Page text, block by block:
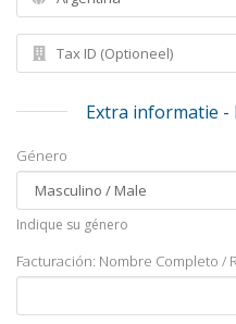
Extra informatie -
Género
Indique su género
Facturación: Nombre Completo /